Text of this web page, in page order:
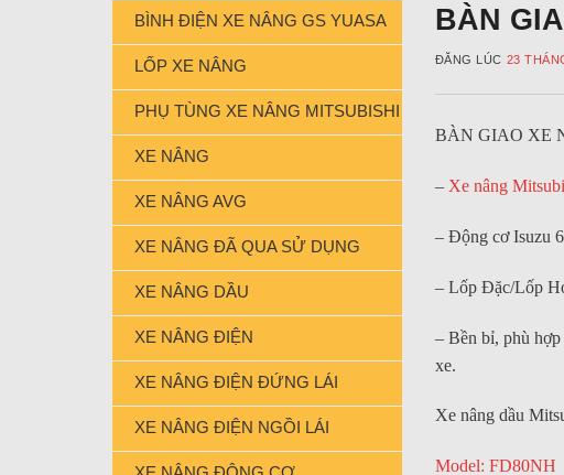
BÌNH ĐIỆN XE NÂNG GS YUASA
LỐP XE NÂNG
PHỤ TÙNG XE NÂNG MITSUBISHI
XE NÂNG
XE NÂNG AVG
XE NÂNG ĐÃ QUA SỬ DỤNG
XE NÂNG DẦU
XE NÂNG ĐIỆN
XE NÂNG ĐIỆN ĐỨNG LÁI
XE NÂNG ĐIỆN NGỒI LÁI
BÀN
ĐĂNG LÚC 23
BÀN GIAO XE
– Xe nâng
– Động cơ Isuzu
– Lốp Đặc/Lốp
– Bền bỉ, phù
xe.
Xe nâng dầu
Model: FD80NH